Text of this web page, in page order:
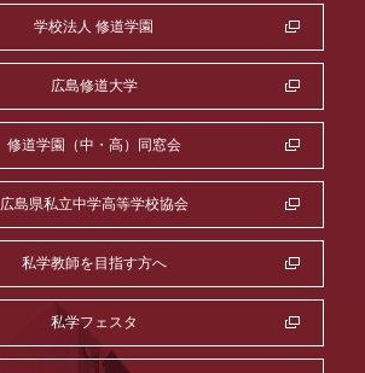
学校法人 修道学園
広島修道大学
修道学園（中・高）同窓会
広島県私立中学高等学校協会
私学教師を目指す方へ
私学フェスタ